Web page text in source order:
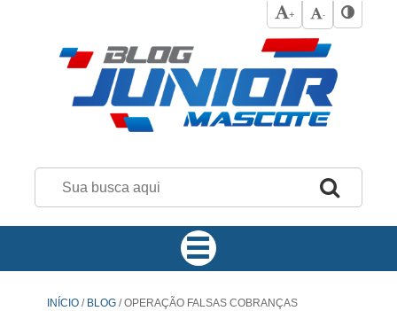
+ -
INÍCIO / BLOG /OPERAÇÃO FALSAS COBRANÇAS